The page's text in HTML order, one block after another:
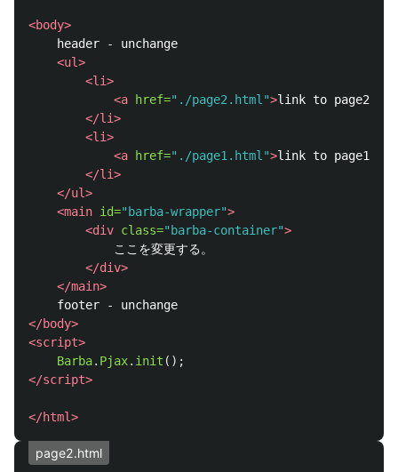
<body>
    header - unchange
<ul>
<li>
<a
href="./page2.html">link to page2
</li>
<li>
<a
href="./page1.html">link to page1
</li>
</ul>
<main id="barba-wrapper">
<div class="barba-container">
            ここを変更する。
</div>
</main>
</body>
<script>
Barba. Pjax. init ();
</script>
</html>
page2.html